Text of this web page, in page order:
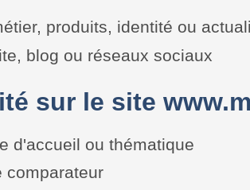
produits, identité ou
blog ou réseaux sociaux
sur le site
d'accueil ou thématique
comparateur